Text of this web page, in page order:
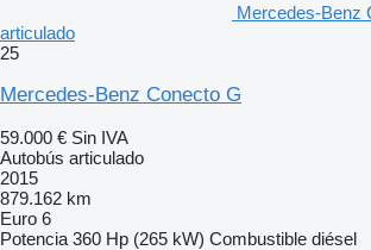
Mercedes-Benz
articulado
25
Mercedes-Benz Conecto G
59.000 € Sin IVA
Autobús articulado
2015
879.162 km
Euro 6
Potencia 360 Hp (265 kW) Combustible diésel